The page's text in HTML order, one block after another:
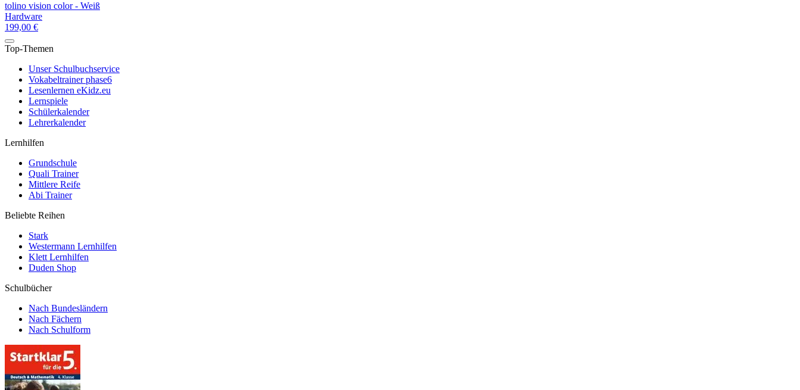
tolino vision color - Weiß
Hardware
199,00 €
Top-Themen
Unser Schulbuchservice
Vokabeltrainer phase6
Lesenlernen eKidz.eu
Lernspiele
Schülerkalender
Lehrerkalender
Lernhilfen
Grundschule
Quali Trainer
Mittlere Reife
Abi Trainer
Beliebte Reihen
Stark
Westermann Lernhilfen
Klett Lernhilfen
Duden Shop
Schulbücher
Nach Bundesländern
Nach Fächern
Nach Schulform